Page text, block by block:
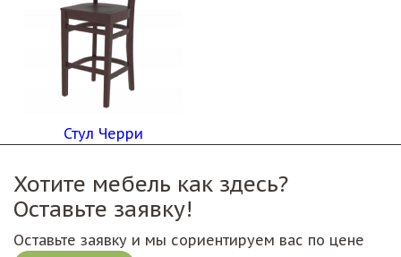
Стул Черри
Хотите мебель как здесь?
Оставьте заявку!
Оставьте заявку и мы сориентируем вас по цене